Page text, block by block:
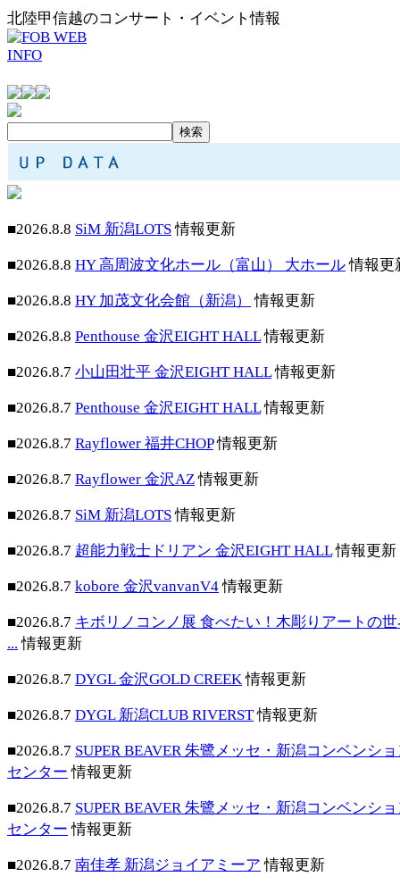
北陸甲信越のコンサート・イベント情報
■2026.8.8 SiM 新潟LOTS情報更新
■2026.8.8 HY 高周波文化ホール（富山） 大ホール情報更
■2026.8.8 HY 加茂文化会館（新潟） 情報更新
■2026.8.8 Penthouse 金沢EIGHT HALL情報更新
■2026.8.7 小山田壮平 金沢EIGHT HALL情報更新
■2026.8.7 Penthouse 金沢EIGHT HALL情報更新
■2026.8.7 Rayflower 福井CHOP情報更新
■2026.8.7 Rayflower 金沢AZ情報更新
■2026.8.7 SiM 新潟LOTS情報更新
■2026.8.7 超能力戦士ドリアン 金沢EIGHT HALL情報更新
■2026.8.7 kobore 金沢vanvanV4情報更新
■2026.8.7 キボリノコンノ展 食べたい！木彫りアートの
... 情報更新
■2026.8.7 DYGL 金沢GOLD CREEK情報更新
■2026.8.7 DYGL 新潟CLUB RIVERST情報更新
■2026.8.7 SUPER BEAVER 朱鷺メッセ・新潟コンベンシ
センター 情報更新
■2026.8.7 SUPER BEAVER 朱鷺メッセ・新潟コンベンシ
センター 情報更新
■2026.8.7 南佳孝 新潟ジョイアミーア 情報更新